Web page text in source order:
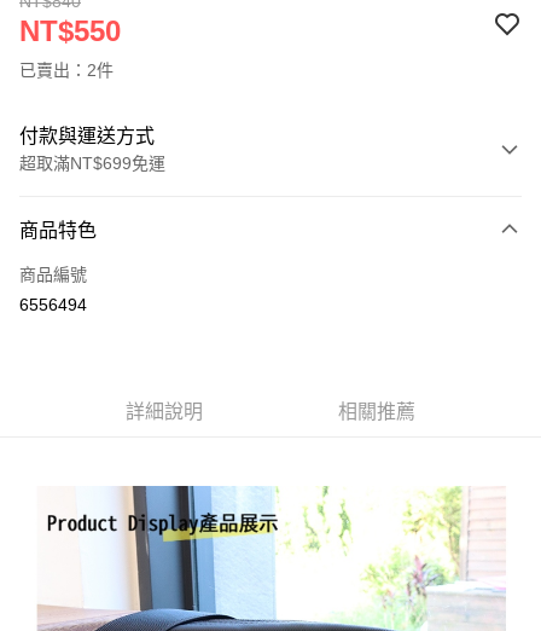
NT$550
已賣出：2件
付款與運送方式
超取滿NT$699免運
信用卡一次付款
超商取貨付款
7-11付款取貨
每筆NT$70，滿NT$699(含以上)免運費
每筆NT$80，滿NT$699(含以上)免運費
商品特色
商品編號
6556494
詳細說明 相關推薦